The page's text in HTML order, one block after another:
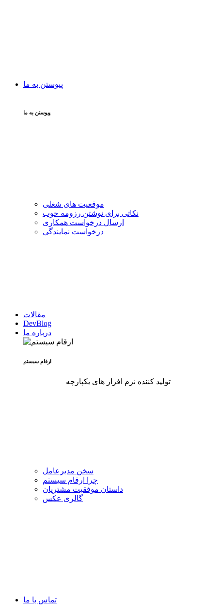
پیوستن به ما
پیوستن به ما
موقعیت های شغلی
نکاتی برای نوشتن رزومه خوب
ارسال درخواست همکاری
درخواست نمایندگی
مقالات
DevBlog
درباره ما
ارقام سیستم
تولید کننده نرم افزار های یکپارچه
سخن مدیرعامل
چرا ارقام سیستم
داستان موفقیت مشتریان
گالری عکس
تماس با ما